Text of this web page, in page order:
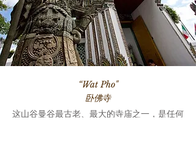
“Wat Pho"
卧佛寺
这山谷曼谷最古老、最大的寺庙之一，是任何